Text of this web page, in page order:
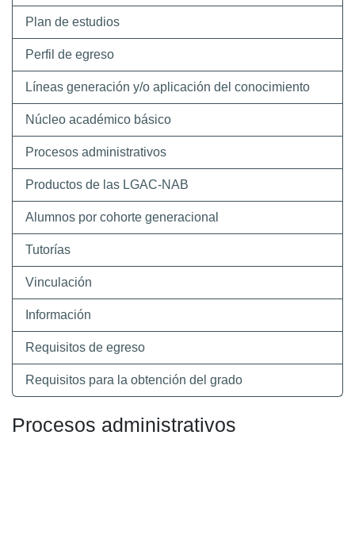
Plan de estudios
Perfil de egreso
Líneas generación y/o aplicación del conocimiento
Núcleo académico básico
Procesos administrativos
Productos de las LGAC-NAB
Alumnos por cohorte generacional
Tutorías
Vinculación
Información
Requisitos de egreso
Requisitos para la obtención del grado
Procesos administrativos